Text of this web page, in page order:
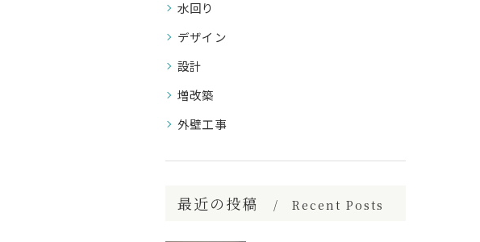
水回り
デザイン
設計
増改築
外壁工事
最近の投稿 Recent Posts